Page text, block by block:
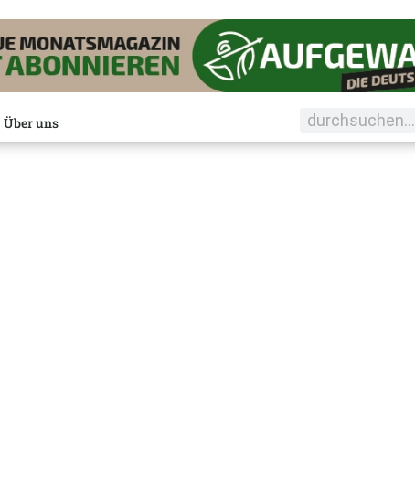
Über uns